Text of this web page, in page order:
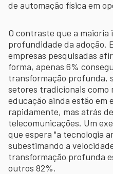
de automação física em
O contraste que a maioria
profundidade da adoção.
empresas pesquisadas
forma, apenas 6%
transformação profunda,
setores tradicionais como
educação ainda estão em
rapidamente, mas atrás
telecomunicações. Um
que espera "a tecnologia
subestimando a
transformação profunda
outros 82%.